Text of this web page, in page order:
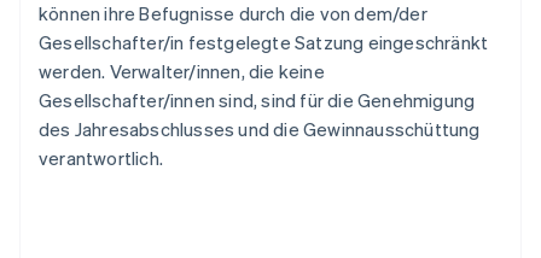
können ihre Befugnisse durch die von dem/der
Gesellschafter/in festgelegte Satzung eingeschränkt
werden. Verwalter/innen, die keine
Gesellschafter/innen sind, sind für die Genehmigung
des Jahresabschlusses und die Gewinnausschüttung
verantwortlich.